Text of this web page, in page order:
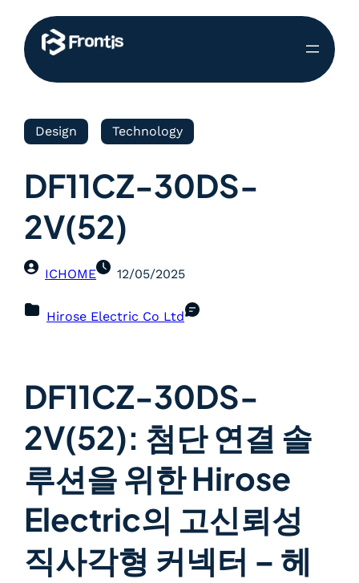
Design Technology
DF11CZ-30DS-
2V(52)
ICHOME 12/05/2025
Hirose Electric Co Ltd
DF11CZ-30DS-
2V(52): 첨단 연결 솔
루션을 위한 Hirose
Electric의 고신뢰성
직사각형 커넥터 – 헤